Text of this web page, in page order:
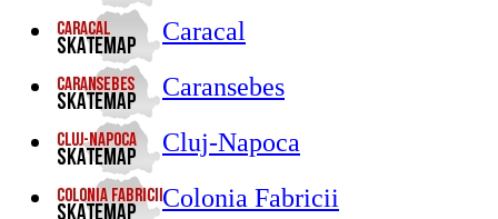
Caracal
Caransebes
Cluj-Napoca
Colonia Fabricii